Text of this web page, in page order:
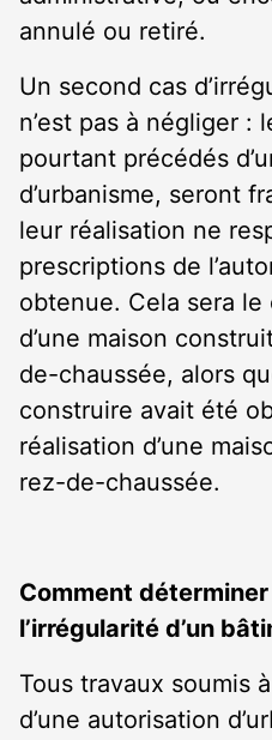
annulé ou retiré.
Un second cas
n’est pas à négliger :
pourtant précédés
d’urbanisme, seront
leur réalisation ne
prescriptions de
obtenue. Cela sera le
d’une maison
de-chaussée, alors
construire avait été
réalisation d’une
rez-de-chaussée.
Comment
l’irrégularité d’un
Tous travaux soumis
d’une autorisation